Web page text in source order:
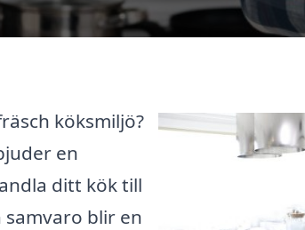
köksmiljö?
en
ditt kök till
blir en